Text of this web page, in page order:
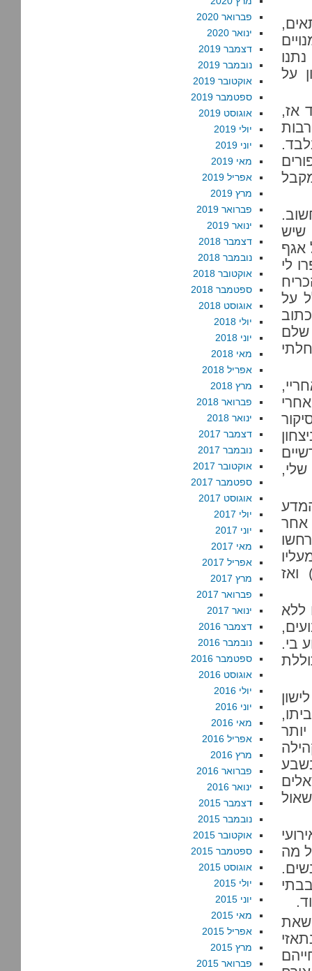
על
אז,
שיש
אגף
לי
על
שלם
שלי,
אחר
ואז
ללא
בי.
לישון
שמישהו שרף ילד בן 12 בביתו,
מה
שאת
פברואר 2020
ינואר 2020
דצמבר 2019
נובמבר 2019
אוקטובר 2019
ספטמבר 2019
אוגוסט 2019
יולי 2019
יוני 2019
מאי 2019
אפריל 2019
מרץ 2019
פברואר 2019
ינואר 2019
דצמבר 2018
נובמבר 2018
אוקטובר 2018
ספטמבר 2018
אוגוסט 2018
יולי 2018
יוני 2018
מאי 2018
אפריל 2018
מרץ 2018
פברואר 2018
ינואר 2018
דצמבר 2017
נובמבר 2017
אוקטובר 2017
ספטמבר 2017
אוגוסט 2017
יולי 2017
יוני 2017
מאי 2017
אפריל 2017
מרץ 2017
פברואר 2017
ינואר 2017
דצמבר 2016
נובמבר 2016
ספטמבר 2016
אוגוסט 2016
יולי 2016
יוני 2016
מאי 2016
אפריל 2016
מרץ 2016
פברואר 2016
ינואר 2016
דצמבר 2015
נובמבר 2015
אוקטובר 2015
ספטמבר 2015
אוגוסט 2015
יולי 2015
יוני 2015
מאי 2015
אפריל 2015
מרץ 2015
פברואר 2015